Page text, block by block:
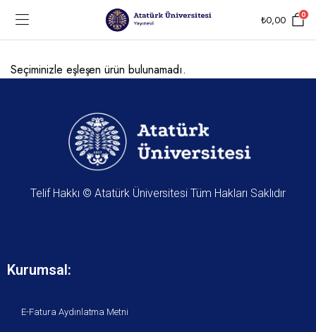
₺0,00 0
Seçiminizle eşleşen ürün bulunamadı.
Telif Hakkı © Atatürk Üniversitesi Tüm Hakları Saklıdır
Kurumsal:
E-Fatura Aydınlatma Metni